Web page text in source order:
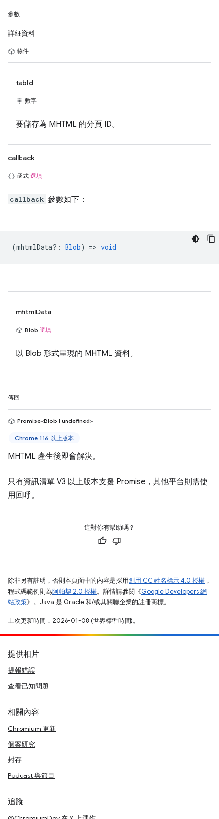
參數
詳細資料
物件
tabId
數字
要儲存為 MHTML 的分頁 ID。
callback
函式 選填
callback 參數如下：
(mhtmlData? : Blob) => void
mhtmlData
Blob 選填
以 Blob 形式呈現的 MHTML 資料。
傳回
Promise<Blob | undefined>
Chrome 116 以上版本
MHTML 產生後即會解決。
只有資訊清單 V3 以上版本支援 Promise，其他平台則需使
用回呼。
這對你有幫助嗎？
除非另有註明，否則本頁面中的內容是採用創用 CC 姓名標示 4.0 授權 ，
程式碼範例則為阿帕契 2.0 授權。詳情請參閱《Google Developers 網
站政策》。Java 是 Oracle 和/或其關聯企業的註冊商標。
上次更新時間：2026-01-08 (世界標準時間)。
提供相片
提報錯誤
查看已知問題
相關內容
Chromium 更新
個案研究
封存
Podcast 與節目
追蹤